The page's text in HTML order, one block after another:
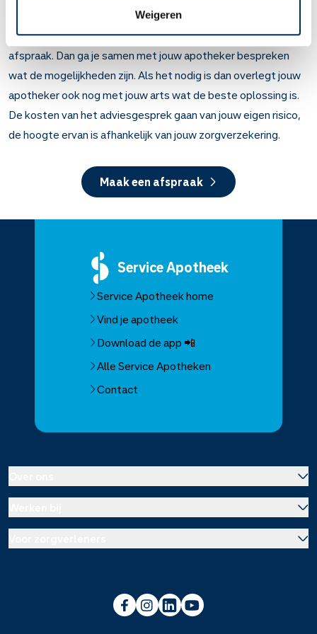
Weigeren
Jouw Service Apotheek team helpt je graag. Kom een keertje
langs of maak via de onderstaande button direct een
afspraak. Dan ga je samen met jouw apotheker bespreken
wat de mogelijkheden zijn. Als het nodig is dan overlegt jouw
apotheker ook nog met jouw arts wat de beste oplossing is.
De kosten van het adviesgesprek gaan van jouw eigen risico,
de hoogte ervan is afhankelijk van jouw zorgverzekering.
Maak een afspraak
ServiceApotheek
Service Apotheek home
Vind je apotheek
Download de app 📲
Alle Service Apotheken
Contact
Franchise informatie
Voorlichting scholen